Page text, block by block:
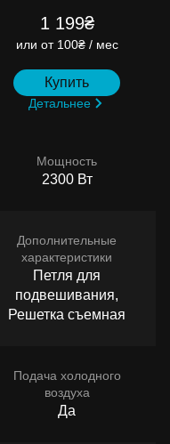
1 199₴
или от 100₴ / мес
Купить
Детальнее
Мощность
2300 Вт
Дополнительные
характеристики
Петля для
подвешивания,
Решетка съемная
Подача холодного
воздуха
Да